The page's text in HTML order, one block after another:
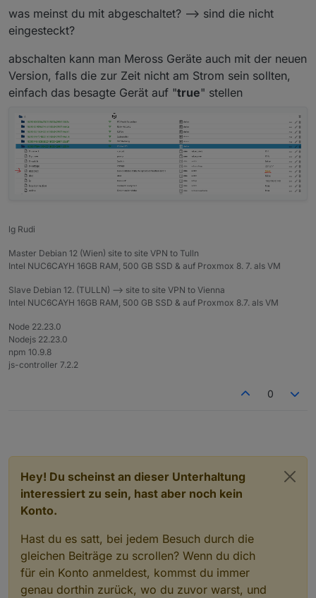
meross.0
2022-07-11 15:29:30.198	info	Can not get
meross.0
2022-07-11 15:29:30.190	warn	Can not get
meross.0
meross.0
2022-07-11 15:28:53.602	warn	Can not get
was meinst du mit abgeschaltet? --> sind die nicht
eingesteckt?
abschalten kann man Meross Geräte auch mit der neuen
Version, falls die zur Zeit nicht am Strom sein sollten,
einfach das besagte Gerät auf "true" stellen
lg Rudi
Master Debian 12 (Wien) site to site VPN to Tulln
Intel NUC6CAYH 16GB RAM, 500 GB SSD & auf Proxmox 8. 7. als VM
Slave Debian 12. (TULLN) --> site to site VPN to Vienna
Intel NUC6CAYH 16GB RAM, 500 GB SSD & auf Proxmox 8.7. als VM
Node 22.23.0
Nodejs 22.23.0
npm 10.9.8
js-controller 7.2.2
0
Hey! Du scheinst an dieser Unterhaltung
interessiert zu sein, hast aber noch kein
Konto.
Hast du es satt, bei jedem Besuch durch die
gleichen Beiträge zu scrollen? Wenn du dich
für ein Konto anmeldest, kommst du immer
genau dorthin zurück, wo du zuvor warst, und